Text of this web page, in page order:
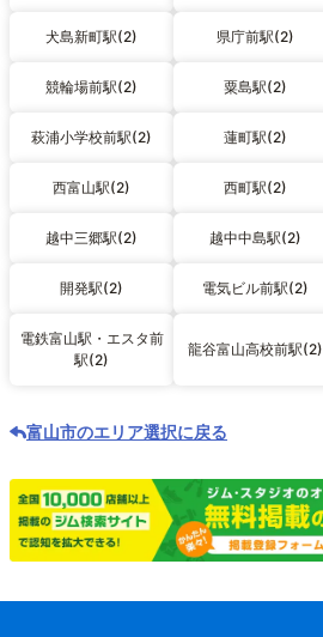
犬島新町駅(2) 県庁前駅(2)
競輪場前駅(2) 粟島駅(2)
萩浦小学校前駅(2) 蓮町駅(2)
西富山駅(2) 西町駅(2)
越中三郷駅(2) 越中中島駅(2)
開発駅(2) 電気ビル前駅(2)
電鉄富山駅・エスタ前
駅(2)
龍谷富山高校前駅(2)
富山市のエリア選択に戻る